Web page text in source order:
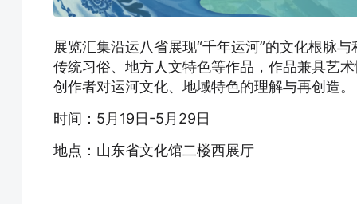
展览汇集沿运八省展现“千年运河”的文化根脉
传统习俗、地方人文特色等作品，作品兼具艺
创作者对运河文化、地域特色的理解与再创造。
时间：5月19日-5月29日
地点：山东省文化馆二楼西展厅